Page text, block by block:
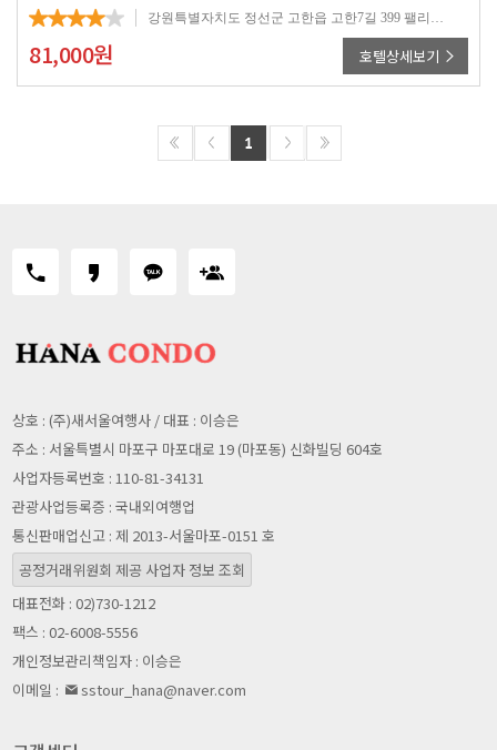
81,000원 호텔상세보기
1
상호 : (주)새서울여행사 / 대표 : 이승은
주소 : 서울특별시 마포구 마포대로 19 (마포동) 신화빌딩 604호
사업자등록번호 : 110-81-34131
관광사업등록증 : 국내외여행업
통신판매업신고 : 제 2013-서울마포-0151 호
공정거래위원회 제공 사업자 정보 조회
대표전화 : 02)730-1212
팩스 : 02-6008-5556
개인정보관리책임자 : 이승은
이메일 :
sstour_hana@naver.com